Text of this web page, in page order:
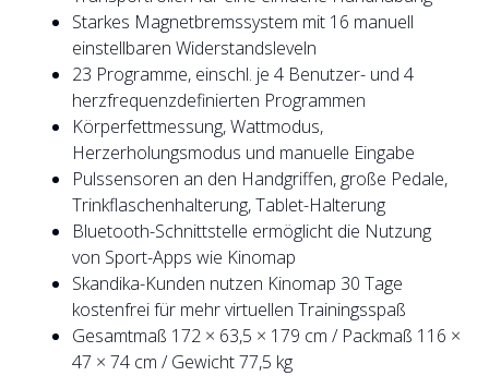
Starkes Magnetbremssystem mit 16 manuell
einstellbaren Widerstandsleveln
23 Programme, einschl. je 4 Benutzer- und 4
herzfrequenzdefinierten Programmen
Körperfettmessung, Wattmodus,
Herzerholungsmodus und manuelle Eingabe
Pulssensoren an den Handgriffen, große Pedale,
Trinkflaschenhalterung, Tablet-Halterung
Bluetooth-Schnittstelle ermöglicht die Nutzung
von Sport-Apps wie Kinomap
Skandika-Kunden nutzen Kinomap 30 Tage
kostenfrei für mehr virtuellen Trainingsspaß
Gesamtmaß 172 × 63,5 × 179 cm / Packmaß 116 ×
47 × 74 cm / Gewicht 77,5 kg